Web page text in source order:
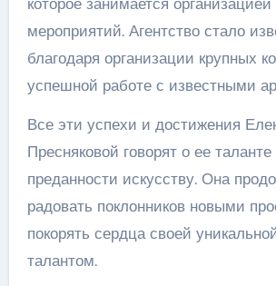
мероприятий. Агентство стало
благодаря организации крупных
успешной работе с известными
Все эти успехи и достижения
Пресняковой говорят о ее таланте
преданности искусству. Она
радовать поклонников новыми
покорять сердца своей
талантом.